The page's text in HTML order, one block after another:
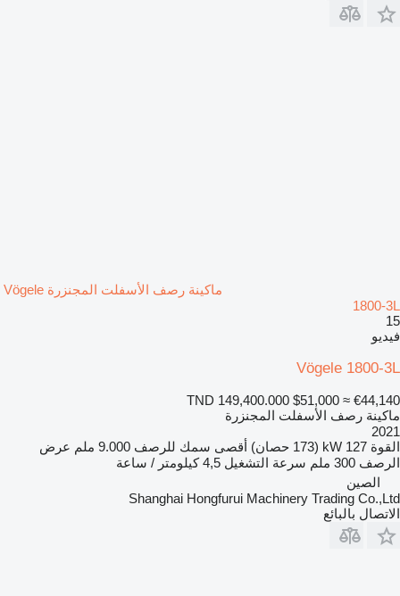
ماكينة رصف الأسفلت المجنزرة Vögele
1800-3L
15
فيديو
Vögele 1800-3L
TND 149,400.000 $51,000 ≈ €44,140
ماكينة رصف الأسفلت المجنزرة
2021
القوة 127 kW (173 حصان) أقصى سمك للرصف 9.000 ملم
عرض
الرصف 300 ملم سرعة التشغيل 4,5 كيلومتر / ساعة
الصين
Shanghai Hongfurui Machinery Trading Co.,Ltd
الاتصال بالبائع